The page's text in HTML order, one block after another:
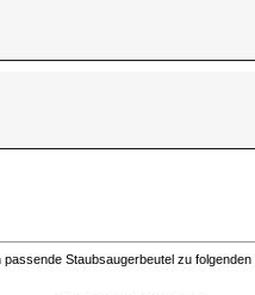
passende Staubsaugerbeutel zu folgenden